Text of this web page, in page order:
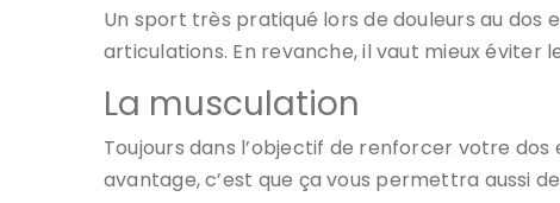
Un sport très pratiqué lors de douleurs au dos
articulations. En revanche, il vaut mieux éviter
La musculation
Toujours dans l’objectif de renforcer votre
avantage, c’est que ça vous permettra aussi